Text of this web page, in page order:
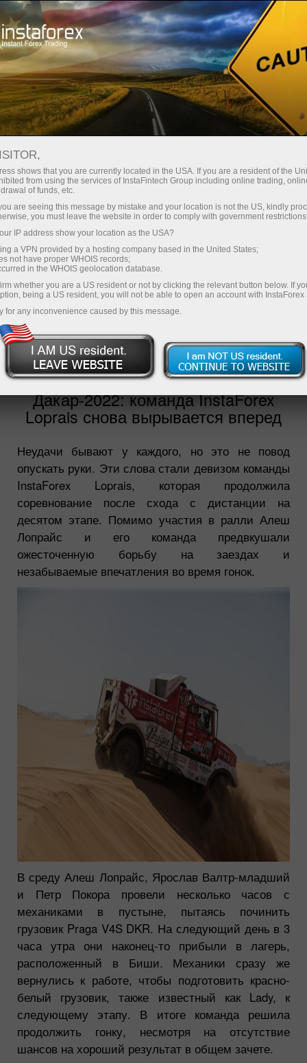
О компании InstaSport
InstaForex Loprais Team
Новости Loprais Team
INSTAFOREX LOPRAIS TEAM
JAMOASINING
YANGILIKLARI
ochish
2022-01-14 10:18:05
Дакар-2022: команда InstaForex
Loprais снова вырывается вперед
Неудачи бывают у каждого, но это не повод
опускать руки. Эти слова стали девизом команды
InstaForex Loprais, которая продолжила
соревнование после схода с дистанции на
десятом этапе. Помимо участия в ралли Алеш
Лопрайс и его команда предвкушали
ожесточенную борьбу на заездах и
незабываемые впечатления во время гонок.
В среду Алеш Лопрайс, Ярослав Валтр-младший
и Петр Покора провели несколько часов с
механиками в пустыне, пытаясь починить
грузовик Praga V4S DKR. На следующий день в 3
часа утра они наконец-то прибыли в лагерь,
расположенный в Биши. Механики сразу же
вернулись к работе, чтобы подготовить красно-
белый грузовик, также известный как Lady, к
следующему этапу. В итоге команда решила
продолжить гонку, несмотря на отсутствие
шансов на хороший результат в общем зачете.
shows that you are currently located in the USA. If you are a resident of the
from using the services of InstaFintech Group including online trading,
of funds, etc.
are seeing this message by mistake and your location is not the US, kindly
you must leave the website in order to comply with government
IP address show your location as the USA?
a VPN provided by a hosting company based in the United States;
not have proper WHOIS records;
in the WHOIS geolocation database.
whether you are a US resident or not by clicking the relevant button below. If
being a US resident, you will not be able to open an account with InstaForex
for any inconvenience caused by this message.